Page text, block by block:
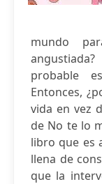
mundo
probable
Entonces,
vida en vez
de No te lo
libro que es
llena de
que la